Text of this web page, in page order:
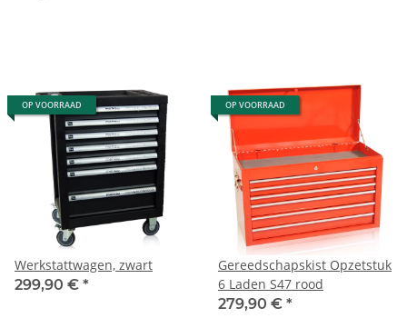
OP VOORRAAD
Werkstattwagen, zwart
299,90 € *
OP VOORRAAD
Gereedschapskist Opzetstuk
6 Laden S47 rood
279,90 € *